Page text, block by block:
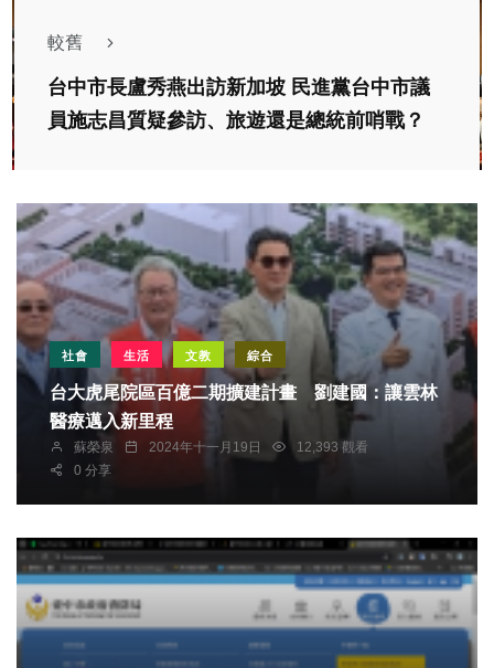
較舊
台中市長盧秀燕出訪新加坡 民進黨台中市議
員施志昌質疑參訪、旅遊還是總統前哨戰？
社會 生活 文教 綜合
台大虎尾院區百億二期擴建計畫 劉建國：讓雲林
醫療邁入新里程
蘇榮泉 2024年十一月19日
12,393 觀看
0 分享